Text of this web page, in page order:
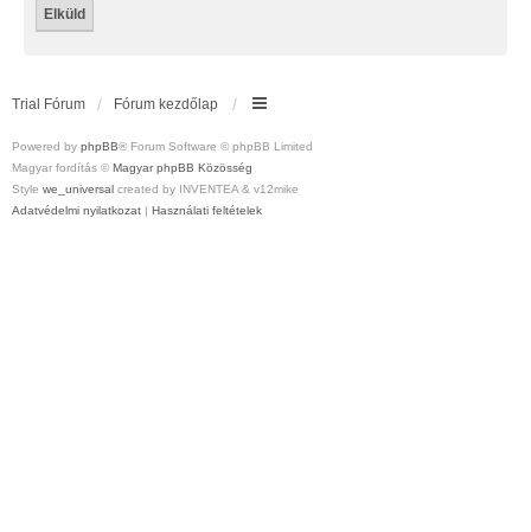
Trial Fórum Fórum kezdőlap
Powered by phpBB® Forum Software © phpBB Limited
Magyar fordítás © Magyar phpBB Közösség
Style we_universal created by INVENTEA & v12mike
Adatvédelmi nyilatkozat | Használati feltételek